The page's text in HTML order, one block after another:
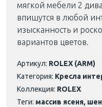
мягкой мебели 2
впишутся в любой
изысканность и
вариантов цветов.
Артикул: ROLEX (ARM)
Категория: Кресла
Коллекция: ROLEX
Теги: массив ясеня,